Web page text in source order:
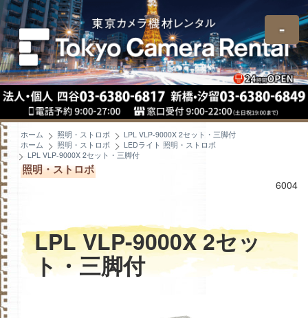
≡
ホーム 照明・ストロボ
LPL VLP-9000X 2セット・三脚付
ホーム
照明・ストロボ
LEDライト 照明・ストロボ
LPL VLP-9000X 2セット・三脚付
照明・ストロボ
6004
LPL VLP-9000X 2セッ
ト・三脚付